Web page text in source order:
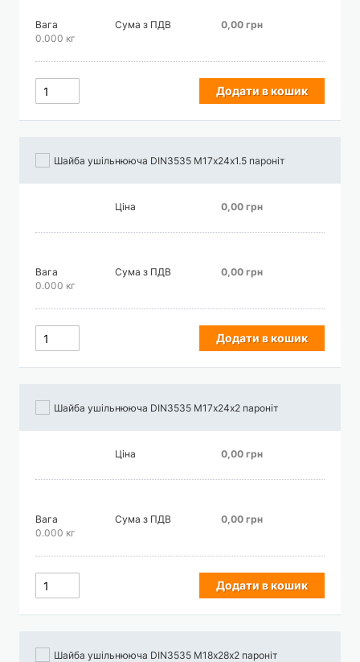
Вага
0.000 кг
Сума з ПДВ 0,00 грн
Додати в кошик
Шайба ушільнююча DIN3535 М17х24х1.5 пароніт
Ціна 0,00 грн
Вага
0.000 кг
Сума з ПДВ 0,00 грн
Додати в кошик
Шайба ушільнююча DIN3535 М17х24х2 пароніт
Ціна 0,00 грн
Вага
0.000 кг
Сума з ПДВ 0,00 грн
Додати в кошик
Шайба ушільнююча DIN3535 М18х28х2 пароніт